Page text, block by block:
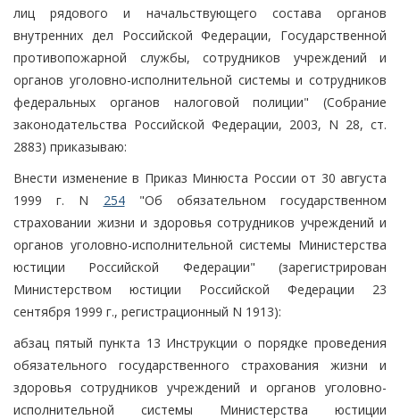
лиц рядового и начальствующего состава органов
внутренних дел Российской Федерации, Государственной
противопожарной службы, сотрудников учреждений и
органов уголовно-исполнительной системы и сотрудников
федеральных органов налоговой полиции" (Собрание
законодательства Российской Федерации, 2003, N 28, ст.
2883) приказываю:
Внести изменение в Приказ Минюста России от 30 августа
1999 г. N 254"Об обязательном государственном
страховании жизни и здоровья сотрудников учреждений и
органов уголовно-исполнительной системы Министерства
юстиции Российской Федерации" (зарегистрирован
Министерством юстиции Российской Федерации 23
сентября 1999 г., регистрационный N 1913):
абзац пятый пункта 13 Инструкции о порядке проведения
обязательного государственного страхования жизни и
здоровья сотрудников учреждений и органов уголовно-
исполнительной системы Министерства юстиции